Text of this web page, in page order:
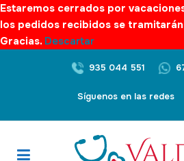
Estaremos cerrados por
los pedidos recibidos se
Gracias. Descartar
935 044 551
Síguenos en las redes